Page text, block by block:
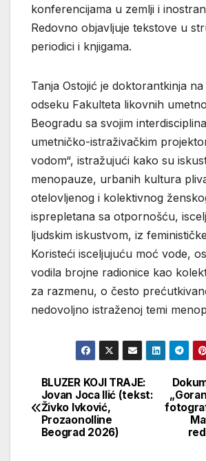
konferencijama u zemlji i
Redovno objavljuje tekstove u
periodici i knjigama.
Tanja Ostojić je doktorantkinja
odseku Fakulteta likovnih
Beogradu sa svojim
umetničko-istraživačkim
vodom“, istražujući kako su
menopauze, urbanih kultura
otelovljenog i kolektivnog
isprepletana sa otpornošću,
ljudskim iskustvom, iz
Koristeći isceljujuću moć vode,
vodila brojne radionice kao
za razmenu, o često
nedovoljno istraženoj temi
Кретање
чланка
BLUZER KOJI TRAJE:
Jovan Joca Ilić (tekst:
Živko Ivković,
Prozaonolline
Beograd 2026)